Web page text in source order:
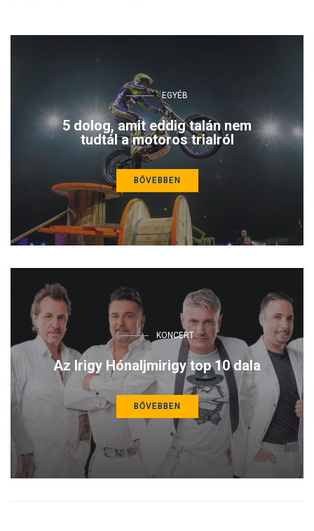
EGYÉB
5 dolog, amit eddig talán nem
tudtál a motoros trialról
BŐVEBBEN
KONCERT
Az Irigy Hónaljmirigy top 10 dala
BŐVEBBEN